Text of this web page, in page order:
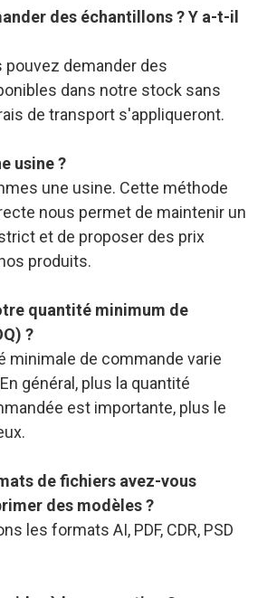
des échantillons ? Y a-t-il
pouvez demander des
dans notre stock sans
de transport s'appliqueront.
usine ?
une usine. Cette méthode
nous permet de maintenir un
et de proposer des prix
produits.
quantité minimum de
?
minimale de commande varie
général, plus la quantité
est importante, plus le
de fichiers avez-vous
des modèles ?
les formats AI, PDF, CDR, PSD